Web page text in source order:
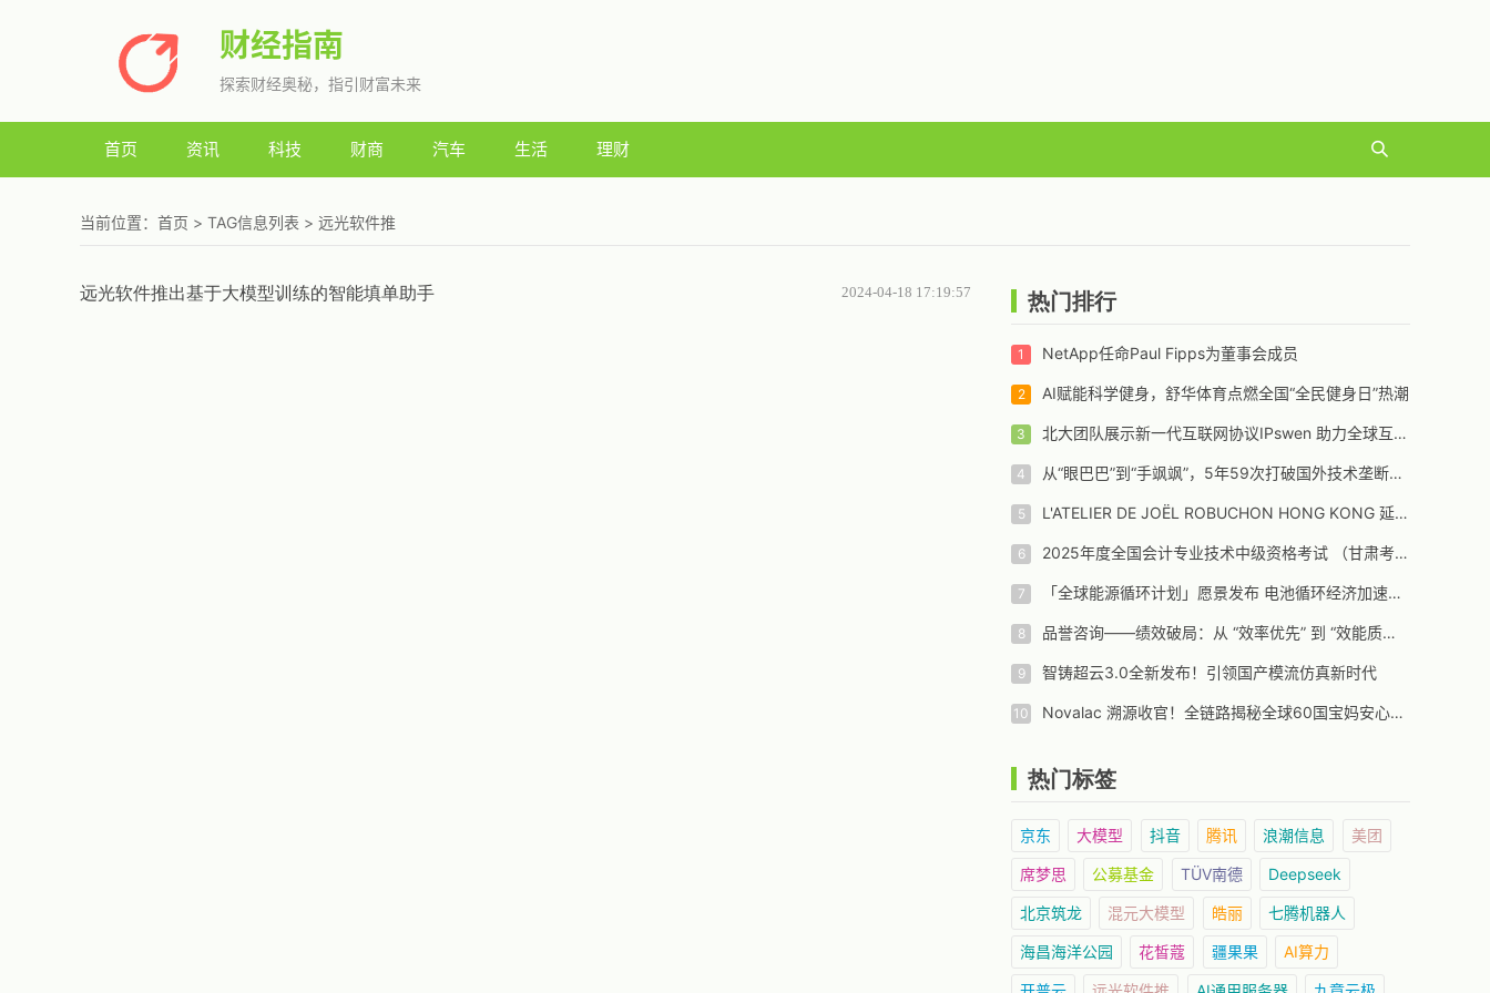
财经指南
探索财经奥秘，指引财富未来
首页 资讯 科技 财商 汽车 生活 理财
当前位置： 首页 > TAG信息列表 > 远光软件推
2024-04-18 17:19:57
远光软件推出基于大模型训练的智能填单助手 热门排行
NetApp任命Paul Fipps为董事会成员
AI赋能科学健身，舒华体育点燃全国“全民健身日”热潮
北大团队展示新一代互联网协议IPswen 助力全球互联网升级和演化
从“眼巴巴”到“手飒飒”，5年59次打破国外技术垄断——国家管网集团北京管道有限公司“红色劲旅自主维保突击队”攻坚实录
L'ATELIER DE JOËL ROBUCHON HONG KONG 延续十八载辉煌传奇 今夏载誉回归置地廣塲
2025年度全国会计专业技术中级资格考试 （甘肃考区）报名公告
「全球能源循环计划」愿景发布 电池循环经济加速落地
品誉咨询——绩效破局：从 “效率优先” 到 “效能质变” 的管理范式革新
智铸超云3.0全新发布！引领国产模流仿真新时代
Novalac 溯源收官！全链路揭秘全球60国宝妈安心密码
热门标签
京东 大模型 抖音 腾讯 浪潮信息 美团
席梦思 公募基金 TÜV南德 Deepseek
北京筑龙 混元大模型 皓丽 七腾机器人
海昌海洋公园 花皙蔻 疆果果 AI算力